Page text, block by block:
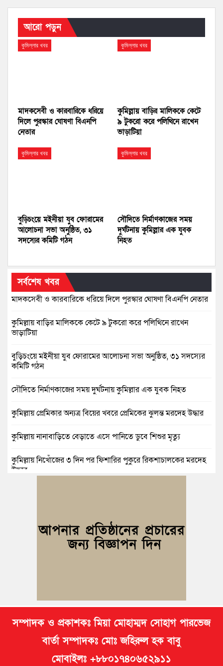
আরো পড়ুন
কুমিল্লার খবর
মাদকসেবী ও কারবারিকে ধরিয়ে
দিলে পুরস্কার ঘোষণা বিএনপি
নেতার
কুমিল্লার খবর
কুমিল্লায় বাড়ির মালিককে কেটে
৯ টুকরো করে পলিথিনে রাখেন
ভাড়াটিয়া
কুমিল্লার খবর
বুড়িচংয়ে মইনীয়া যুব ফোরামের
আলোচনা সভা অনুষ্ঠিত, ৩১
সদস্যের কমিটি গঠন
কুমিল্লার খবর
সৌদিতে নির্মাণকাজের সময়
দুর্ঘটনায় কুমিল্লার এক যুবক
নিহত
সর্বশেষ খবর
মাদকসেবী ও কারবারিকে ধরিয়ে দিলে পুরস্কার ঘোষণা বিএনপি নেতার
কুমিল্লায় বাড়ির মালিককে কেটে ৯ টুকরো করে পলিথিনে রাখেন
ভাড়াটিয়া
বুড়িচংয়ে মইনীয়া যুব ফোরামের আলোচনা সভা অনুষ্ঠিত, ৩১ সদস্যের
কমিটি গঠন
সৌদিতে নির্মাণকাজের সময় দুর্ঘটনায় কুমিল্লার এক যুবক নিহত
কুমিল্লায় প্রেমিকার অন্যত্র বিয়ের খবরে প্রেমিকের ঝুলন্ত মরদেহ উদ্ধার
কুমিল্লায় নানাবাড়িতে বেড়াতে এসে পানিতে ডুবে শিশুর মৃত্যু
কুমিল্লায় নিখোঁজের ৩ দিন পর ফিশারির পুকুরে রিকশাচালকের মরদেহ
উদ্ধার
বুড়িচংয়ে জুলাই ও গণঅভ্যুত্থান দিবস উপলক্ষে ১১ দলীয় জোটের র‍্যালি
ও আলোচনা সভা
সম্পাদক ও প্রকাশকঃ মিয়া মোহাম্মদ সোহাগ পারভেজ
বার্তা সম্পাদকঃ মোঃ জহিরুল হক বাবু
মোবাইলঃ +৮৮০১৭৪০৬৫২৯১১